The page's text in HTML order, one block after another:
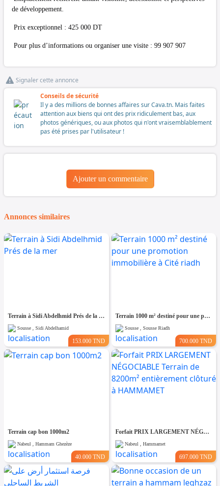
de développement.
Prix exceptionnel : 425 000 DT
Pour plus d’informations ou organiser une visite : 99 907 907
Signaler cette annonce
Conseils de sécurité
Il y a des millions de bonnes affaires sur Cava.tn. Mais faites
attention aux biens qui ont des prix ridiculement bas, aux
photos génériques, ou aux photos qui n'ont vraisemblablement
pas été prises par l'utilisateur !
Ajouter un commentaire
Annonces similaires
Terrain à Sidi Abdelhmid Prés de la mer
Sousse , Sidi Abdelhamid
153.000 TND
Terrain 1000 m² destiné pour une promotion immobilière à Cité riadh
Sousse , Sousse Riadh
700.000 TND
Terrain cap bon 1000m2
Nabeul , Hammam Ghezèze
40.000 TND
Forfait PRIX LARGEMENT NÉGOCIABLE Terrain de 8200m² entièrement clôturé à HAMMAMET
Nabeul , Hammamet
697.000 TND